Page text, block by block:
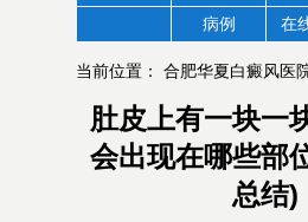
病例
在
当前位置： 合肥华夏白癜风医
肚皮上有一块一
会出现在哪些部
总结)